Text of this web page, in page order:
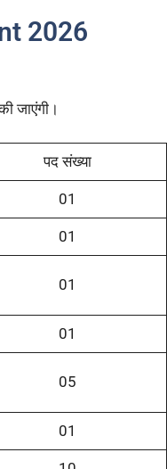
2026
जाएंगी।
पद संख्या
01
01
01
01
05
01